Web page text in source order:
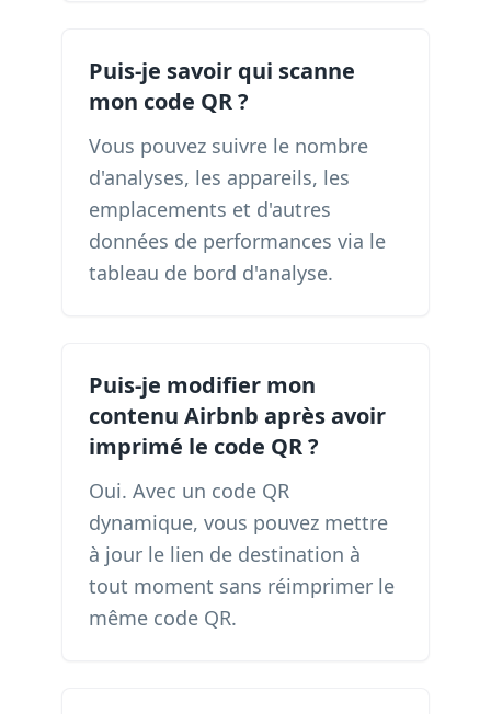
Puis-je savoir qui scanne
mon code QR ?
Vous pouvez suivre le nombre
d'analyses, les appareils, les
emplacements et d'autres
données de performances via le
tableau de bord d'analyse.
Puis-je modifier mon
contenu Airbnb après avoir
imprimé le code QR ?
Oui. Avec un code QR
dynamique, vous pouvez mettre
à jour le lien de destination à
tout moment sans réimprimer le
même code QR.